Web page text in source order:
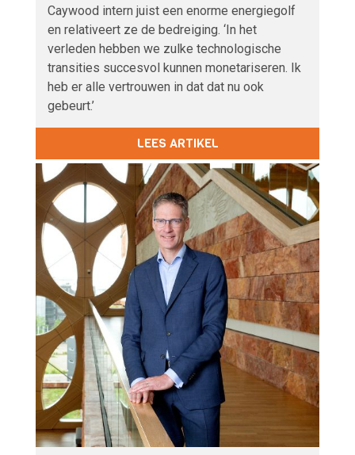
Caywood intern juist een enorme energiegolf
en relativeert ze de bedreiging. ‘In het
verleden hebben we zulke technologische
transities succesvol kunnen monetariseren. Ik
heb er alle vertrouwen in dat dat nu ook
gebeurt.’
LEES ARTIKEL